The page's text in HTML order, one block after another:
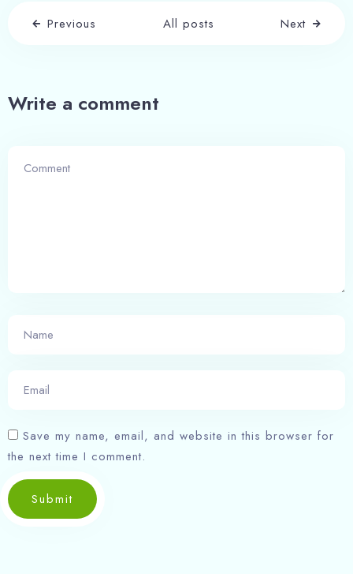
Previous All posts Next
Write a comment
Save my name, email, and website in this browser for
the next time I comment.
Submit
Search